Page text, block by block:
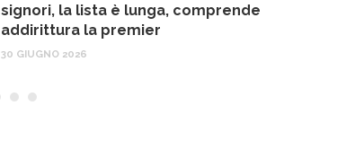
signori, la lista è lunga, comprende
addirittura la premier
30 GIUGNO 2026